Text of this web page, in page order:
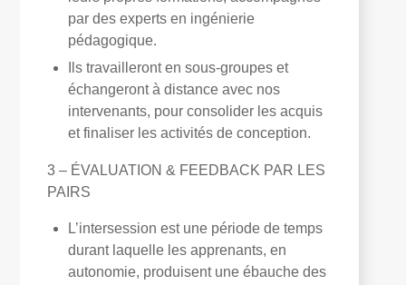
par des experts en ingénierie
pédagogique.
Ils travailleront en sous-groupes et
échangeront à distance avec nos
intervenants, pour consolider les acquis
et finaliser les activités de conception.
3 – ÉVALUATION & FEEDBACK PAR LES
PAIRS
L’intersession est une période de temps
durant laquelle les apprenants, en
autonomie, produisent une ébauche des